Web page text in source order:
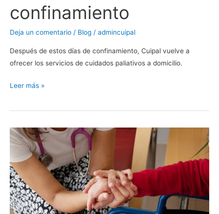
confinamiento
Deja un comentario / Blog / admincuipal
Después de estos días de confinamiento, Cuipal vuelve a
ofrecer los servicios de cuidados paliativos a domicilio.
Leer más »
Quédate
en
casa
pero
no
te
olvides